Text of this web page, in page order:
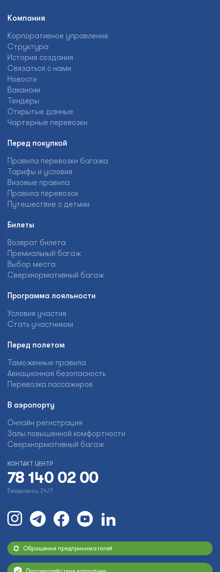
Компания
Корпоративное управление
Структура
История создания
Связаться с нами
Новости
Вакансии
Тендеры
Открытые данные
Чартерные перевозки
Перед покупкой
Правила перевозки багажа
Тарифы и условия
Визовые правила
Правила перевозок
Путешествие с детьми
Билеты
Возврат билета
Премиальный багаж
Выбор места
Сверхнормативный багаж
Программа лояльности
Условия участия
Стать участником
Перед полетом
Таможенные правила
Авиационная безопасность
Перевозка пассажиров
В аэропорту
Онлайн регистрация
Залы повышенной комфортности
Сверхнормативный багаж
КОНТАКТ ЦЕНТР
78 140 02 00
Ежедневно, 24/7
Обращения предпринимателей